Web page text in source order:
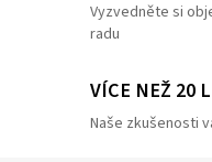
Vyzvedněte si
radu
VÍCE NEŽ 20
Naše zkušenosti